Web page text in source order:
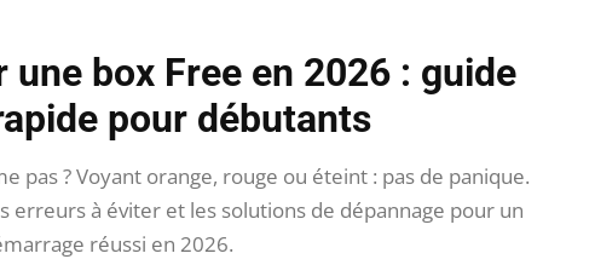
box Free en 2026 : guide
pour débutants
pas ? Voyant orange, rouge ou éteint : pas de panique.
erreurs à éviter et les solutions de dépannage pour un
réussi en 2026.